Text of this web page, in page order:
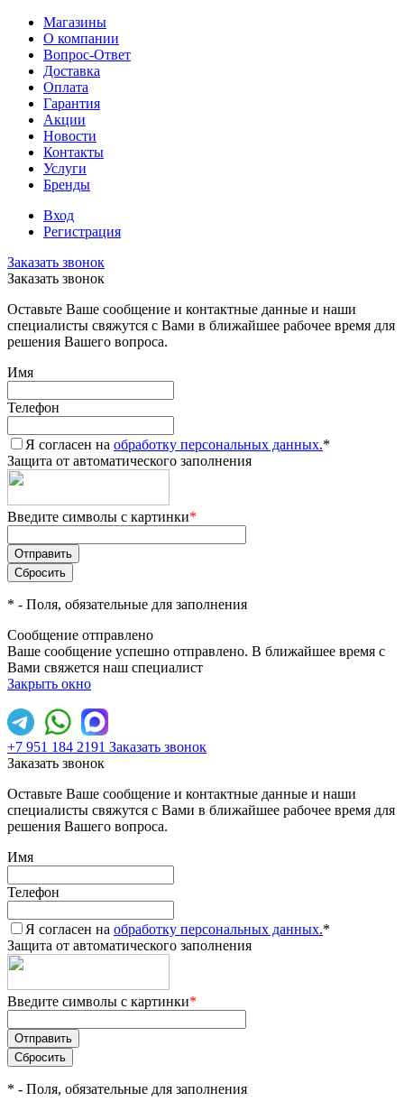
Магазины
О компании
Вопрос-Ответ
Доставка
Оплата
Гарантия
Акции
Новости
Контакты
Услуги
Бренды
Вход
Регистрация
Заказать звонок
Заказать звонок
Оставьте Ваше сообщение и контактные данные и наши
специалисты свяжутся с Вами в ближайшее рабочее время для
решения Вашего вопроса.
Имя
Телефон
Я согласен на обработку персональных данных.*
Защита от автоматического заполнения
Введите символы с картинки*
* - Поля, обязательные для заполнения
Сообщение отправлено
Ваше сообщение успешно отправлено. В ближайшее время с
Вами свяжется наш специалист
Закрыть окно
+7 951 184 2191 Заказать звонок
Заказать звонок
Оставьте Ваше сообщение и контактные данные и наши
специалисты свяжутся с Вами в ближайшее рабочее время для
решения Вашего вопроса.
Имя
Телефон
Я согласен на обработку персональных данных.*
Защита от автоматического заполнения
Введите символы с картинки*
* - Поля, обязательные для заполнения